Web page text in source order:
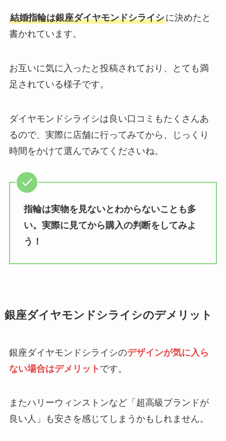
結婚指輪は銀座ダイヤモンドシライシに決めたと
書かれています。
お互いに気に入ったと投稿されており、とても満
足されている様子です。
ダイヤモンドシライシは良い口コミもたくさんあ
るので、実際に店舗に行ってみてから、じっくり
時間をかけて選んでみてくださいね。
指輪は実物を見ないとわからないことも多
い。実際に見てから購入の判断をしてみよ
う！
銀座ダイヤモンドシライシのデメリット
銀座ダイヤモンドシライシのデザインが気に入ら
ない場合はデメリット です。
またハリーウィンストンなど「超高級ブランドが
良い人」も安さを感じてしまうかもしれません。